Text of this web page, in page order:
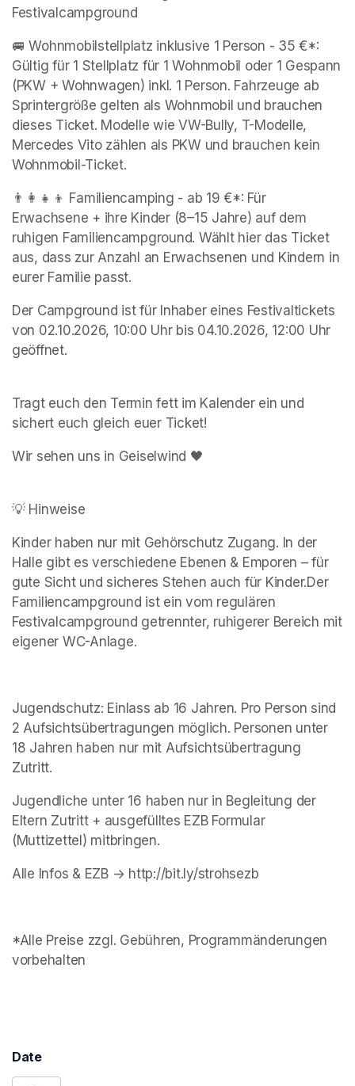
Festivalcampground
🚐 Wohnmobilstellplatz inklusive 1 Person - 35 €*:
Gültig für 1 Stellplatz für 1 Wohnmobil oder 1 Gespann
(PKW + Wohnwagen) inkl. 1 Person. Fahrzeuge ab
Sprintergröße gelten als Wohnmobil und brauchen
dieses Ticket. Modelle wie VW-Bully, T-Modelle,
Mercedes Vito zählen als PKW und brauchen kein
Wohnmobil-Ticket.
👨‍👩‍👧‍👦 Familiencamping - ab 19 €*: Für
Erwachsene + ihre Kinder (8–15 Jahre) auf dem
ruhigen Familiencampground. Wählt hier das Ticket
aus, dass zur Anzahl an Erwachsenen und Kindern in
eurer Familie passt.
Der Campground ist für Inhaber eines Festivaltickets
von 02.10.2026, 10:00 Uhr bis 04.10.2026, 12:00 Uhr
Tragt euch den Termin fett im Kalender ein und
sichert euch gleich euer Ticket!
💡 Hinweise
Kinder haben nur mit Gehörschutz Zugang. In der
Halle gibt es verschiedene Ebenen & Emporen – für
gute Sicht und sicheres Stehen auch für Kinder.Der
Familiencampground ist ein vom regulären
Festivalcampground getrennter, ruhigerer Bereich mit
eigener WC-Anlage.
Jugendschutz: Einlass ab 16 Jahren. Pro Person sind
2 Aufsichtsübertragungen möglich. Personen unter
18 Jahren haben nur mit Aufsichtsübertragung
Zutritt.
Jugendliche unter 16 haben nur in Begleitung der
Eltern Zutritt + ausgefülltes EZB Formular
(Muttizettel) mitbringen.
Alle Infos & EZB -> http://bit.ly/strohsezb
*Alle Preise zzgl. Gebühren, Programmänderungen
vorbehalten
Date